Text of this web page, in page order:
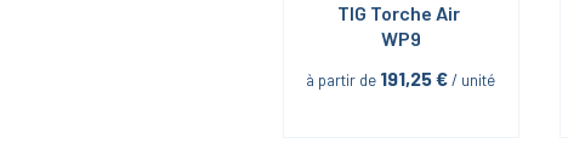
TIG Torche Air
WP9
à partir de 191,25 € / unité